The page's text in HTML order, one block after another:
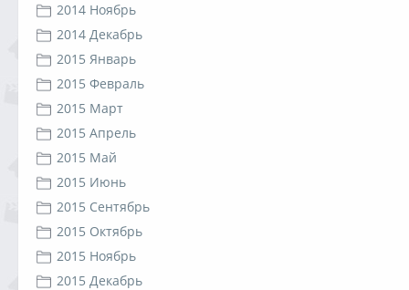
2014 Ноябрь
2014 Декабрь
2015 Январь
2015 Февраль
2015 Март
2015 Апрель
2015 Май
2015 Июнь
2015 Сентябрь
2015 Октябрь
2015 Ноябрь
2015 Декабрь